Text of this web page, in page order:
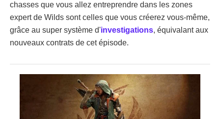
chasses que vous allez entreprendre dans les zones
expert de Wilds sont celles que vous créerez vous-même,
grâce au super système d'investigations, équivalant aux
nouveaux contrats de cet épisode.